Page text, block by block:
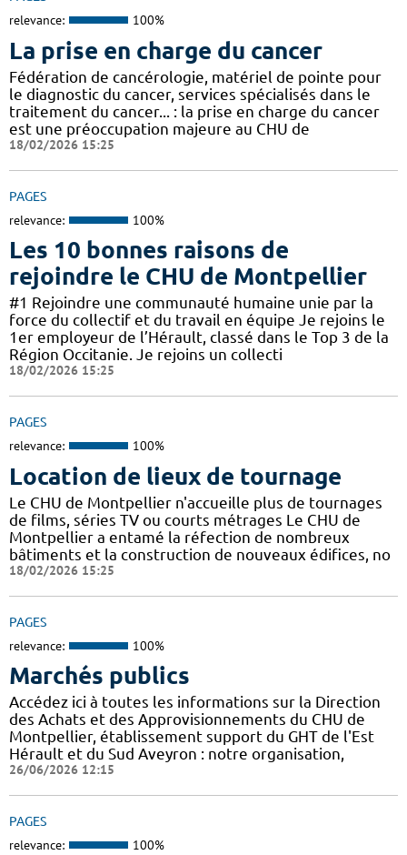
relevance: 100%
La prise en charge du cancer
Fédération de cancérologie, matériel de pointe pour
le diagnostic du cancer, services spécialisés dans le
traitement du cancer... : la prise en charge du cancer
est une préoccupation majeure au CHU de
18/02/2026 15:25
PAGES
relevance: 100%
Les 10 bonnes raisons de
rejoindre le CHU de Montpellier
#1 Rejoindre une communauté humaine unie par la
force du collectif et du travail en équipe Je rejoins le
1er employeur de l’Hérault, classé dans le Top 3 de la
Région Occitanie. Je rejoins un collecti
18/02/2026 15:25
PAGES
relevance: 100%
Location de lieux de tournage
Le CHU de Montpellier n'accueille plus de tournages
de films, séries TV ou courts métrages Le CHU de
Montpellier a entamé la réfection de nombreux
bâtiments et la construction de nouveaux édifices, no
18/02/2026 15:25
PAGES
relevance: 100%
Marchés publics
Accédez ici à toutes les informations sur la Direction
des Achats et des Approvisionnements du CHU de
Montpellier, établissement support du GHT de l'Est
Hérault et du Sud Aveyron : notre organisation,
26/06/2026 12:15
PAGES
relevance: 100%